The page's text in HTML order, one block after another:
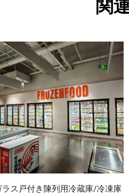
関
ガラスドア付きディスプレイ冷蔵